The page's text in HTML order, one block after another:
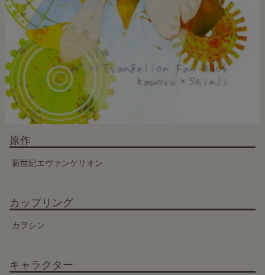
原作
新世紀エヴァンゲリオン
カップリング
カヲシン
キャラクター